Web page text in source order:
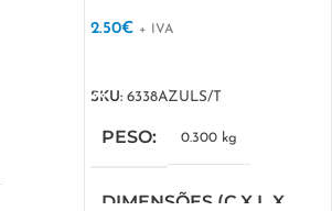
2.50€ + IVA
SKU: 6338AZULS/T
PESO 0.300 kg
DIMENSÕES (C X L X